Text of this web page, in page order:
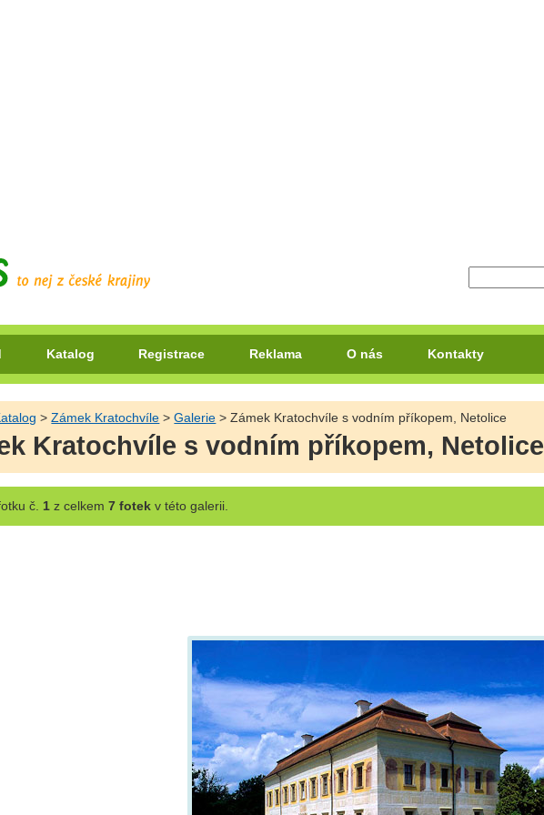
Katalog Registrace Reklama O nás Kontakty
>Zámek Kratochvíle >Galerie > Zámek Kratochvíle s vodním příkopem, Netolice
Kratochvíle s vodním příkopem, Netolice
č. 1z celkem 7 fotekv této galerii.